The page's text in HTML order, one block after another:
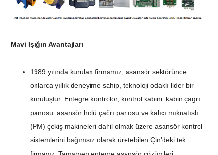
Mavi Işığın Avantajları
1989 yılında kurulan firmamız, asansör sektöründe
onlarca yıllık deneyime sahip, teknoloji odaklı lider bir
kuruluştur. Entegre kontrolör, kontrol kabini, kabin çağrı
panosu, asansör holü çağrı panosu ve kalıcı mıknatıslı
(PM) çekiş makineleri dahil olmak üzere asansör kontrol
sistemlerini bağımsız olarak üretebilen Çin'deki tek
firmayız. Tamamen entegre asansör çözümleri